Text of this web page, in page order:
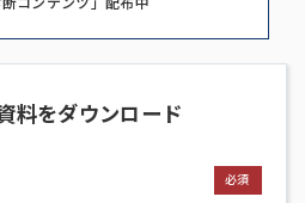
コンテンツ」配布中
料をダウンロード
必須